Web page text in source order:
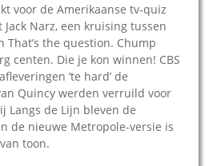
voor de Amerikaanse tv-quiz
Jack Narz, een kruising tussen
That’s the question. Chump
centen. Die je kon winnen! CBS
‘te hard’ de
Quincy werden verruild voor
Langs de Lijn bleven de
de nieuwe Metropole-versie is
toon.